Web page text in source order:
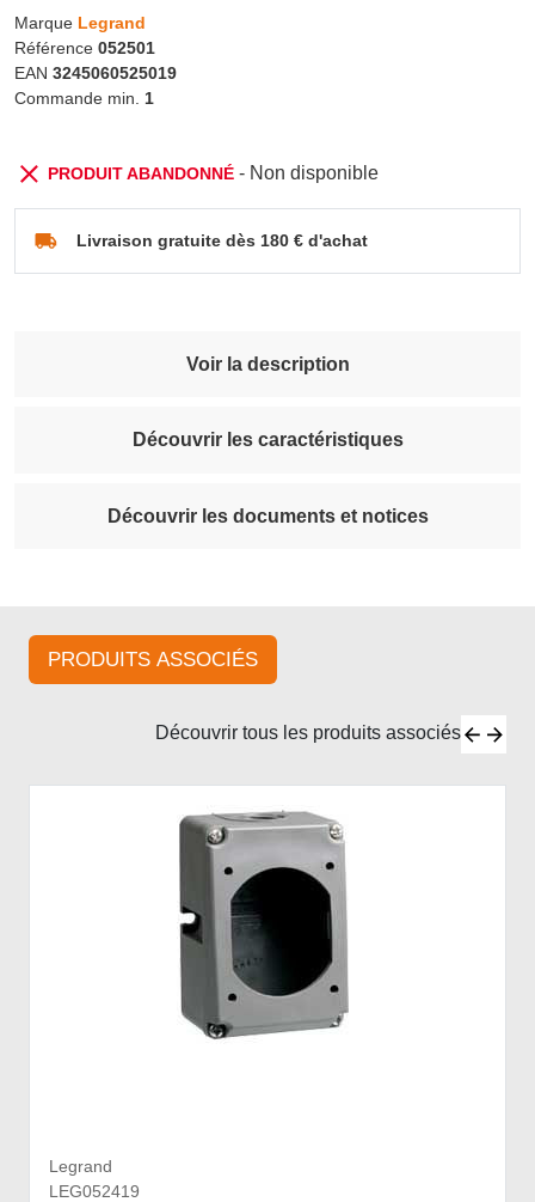
Marque Legrand
Référence 052501
EAN 3245060525019
Commande min. 1
PRODUIT ABANDONNÉ- Non disponible
Livraison gratuite dès 180 € d'achat
Voir la description
Découvrir les caractéristiques
Découvrir les documents et notices
PRODUITS ASSOCIÉS
Découvrir tous les produits associés
Legrand
LEG052419